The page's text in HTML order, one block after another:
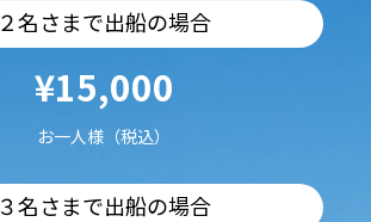
２名さまで出船の場合
¥15,000
お一人様（税込）
３名さまで出船の場合